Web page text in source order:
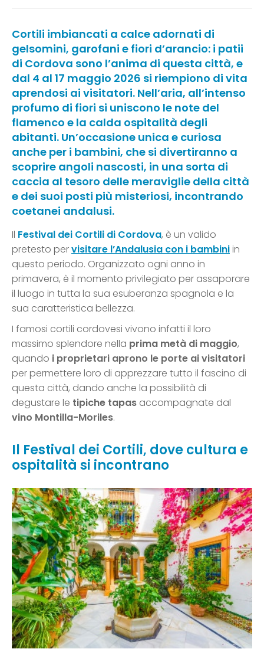
Cortili imbiancati a calce adornati di
gelsomini, garofani e fiori d’arancio: i patii
di Cordova sono l’anima di questa città, e
dal 4 al 17 maggio 2026 si riempiono di vita
aprendosi ai visitatori. Nell’aria, all’intenso
profumo di fiori si uniscono le note del
flamenco e la calda ospitalità degli
abitanti. Un’occasione unica e curiosa
anche per i bambini, che si divertiranno a
scoprire angoli nascosti, in una sorta di
caccia al tesoro delle meraviglie della città
e dei suoi posti più misteriosi, incontrando
coetanei andalusi.
Il Festival dei Cortili di Cordova, è un valido
pretesto pervisitare l’Andalusia con i bambiniin
questo periodo. Organizzato ogni anno in
primavera, è il momento privilegiato per assaporare
il luogo in tutta la sua esuberanza spagnola e la
sua caratteristica bellezza.
I famosi cortili cordovesi vivono infatti il loro
massimo splendore nella prima metà di maggio,
quando i proprietari aprono le porte ai visitatori
per permettere loro di apprezzare tutto il fascino di
questa città, dando anche la possibilità di
degustare le tipiche tapas accompagnate dal
vino Montilla-Moriles.
Il Festival dei Cortili, dove cultura e
ospitalità si incontrano